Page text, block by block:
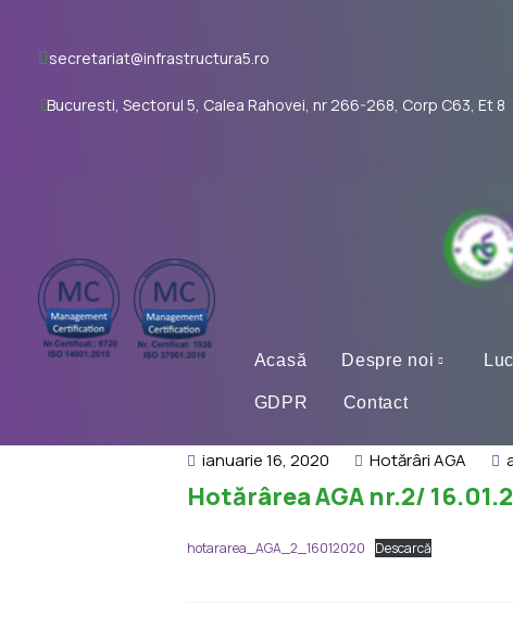
secretariat@infrastructura5.ro
Bucuresti, Sectorul 5, Calea Rahovei, nr 266-268, Corp C63, Et 8
Acasă Despre noi
GDPR Contact
ianuarie 16, 2020 Hotărâri AGA
Hotărârea AGA nr.2/
hotararea_AGA_2_16012020 Descarcă